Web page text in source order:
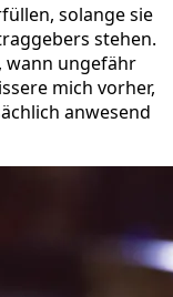
solange sie
stehen.
wann ungefähr
mich vorher,
anwesend